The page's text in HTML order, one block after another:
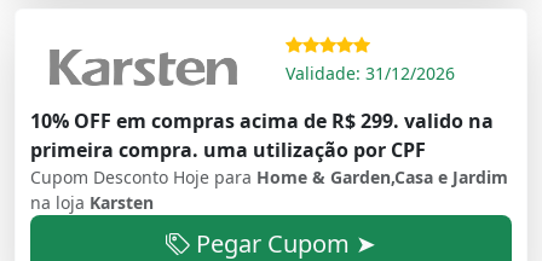
Validade: 31/12/2026
10% OFF em compras acima de R$ 299. valido na
primeira compra. uma utilização por CPF
Cupom Desconto Hoje para Home & Garden,Casa e Jardim
na loja Karsten
Pegar Cupom ➤